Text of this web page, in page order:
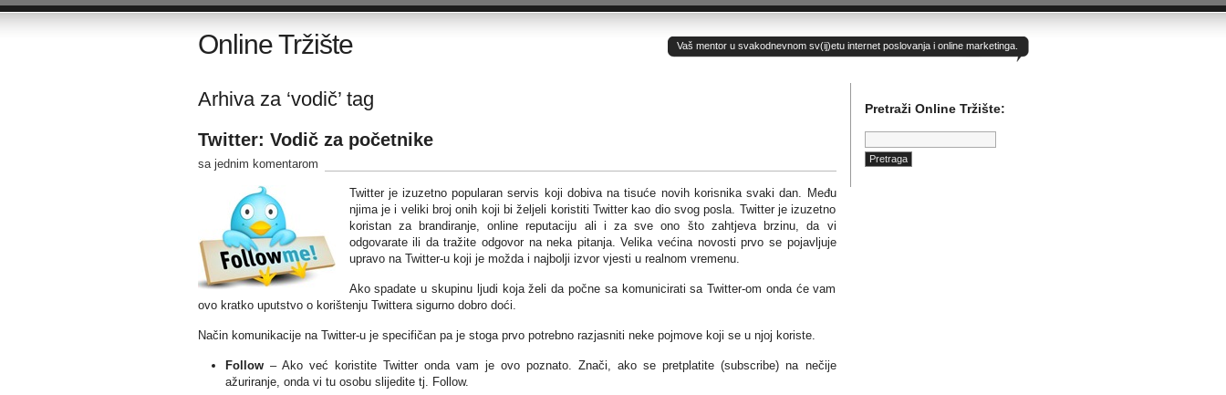
Online Tržište Vaš mentor u svakodnevnom sv(ij)etu internet poslovanja i online marketinga.
Arhiva za ‘vodič’ tag
Twitter: Vodič za početnike
sa jednim komentarom
Twitter je izuzetno popularan servis koji dobiva na tisuće novih korisnika svaki dan. Među
njima je i veliki broj onih koji bi željeli koristiti Twitter kao dio svog posla. Twitter je izuzetno
koristan za brandiranje, online reputaciju ali i za sve ono što zahtjeva brzinu, da vi
odgovarate ili da tražite odgovor na neka pitanja. Velika većina novosti prvo se pojavljuje
upravo na Twitter-u koji je možda i najbolji izvor vjesti u realnom vremenu.
Ako spadate u skupinu ljudi koja želi da počne sa komunicirati sa Twitter-om onda će vam
ovo kratko uputstvo o korištenju Twittera sigurno dobro doći.
Način komunikacije na Twitter-u je specifičan pa je stoga prvo potrebno razjasniti neke pojmove koji se u njoj koriste.
Follow– Ako već koristite Twitter onda vam je ovo poznato. Znači, ako se pretplatite (subscribe) na nečije
ažuriranje, onda vi tu osobu slijedite tj. Follow.
Pretraži Online Tržište:
Pretraga: